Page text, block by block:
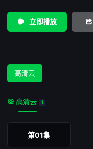
装置工，他们必须交给海
系统装设。他们时时刻刻要
立即播放
高清云
高清云 1
第01集